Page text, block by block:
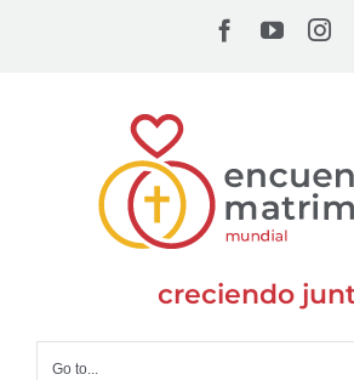
Facebook
creciendo
Go to...